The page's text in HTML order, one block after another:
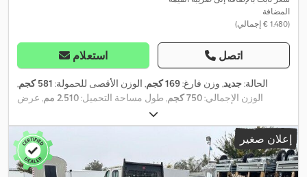
المضافة
(‏1.480 € إجمالي)
استعلام اتصل
الحالة:جديد, وزن فارغ:169 كجم , الوزن الأقصى للحمولة: 581 كجم
,
الوزن الإجمالي:750 كجم , طول مساحة التحميل:2.510 مم
, عرض
, ارتفاع مساحة التحميل:
التحميل:1,3 م³ , لون:آخر, ارتفاع البناء:865 مم , العرض التشغيلي:1.760
مم, إعلان صغير